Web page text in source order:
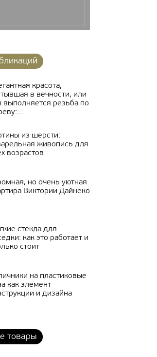
красота,
в вечности, или
выполняется резьба по
из шерсти:
живопись для
возрастов
но очень уютная
Виктории Дайнеко
стёкла для
как это работает и
стоит
на пластиковые
как элемент
и дизайна
товары